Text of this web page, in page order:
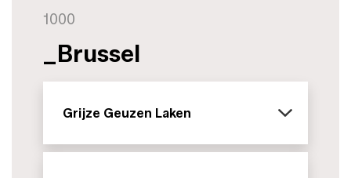
1000
_Brussel
Grijze Geuzen Laken